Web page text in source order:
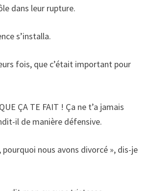
dans leur rupture.
s’installa.
fois, que c’était important pour
ÇA TE FAIT ! Ça ne t’a jamais
il de manière défensive.
pourquoi nous avons divorcé », dis-je